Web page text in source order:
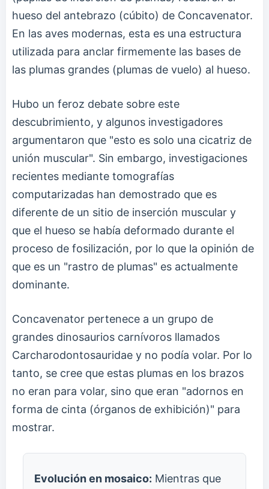
hueso del antebrazo (cúbito) de Concavenator.
En las aves modernas, esta es una estructura
utilizada para anclar firmemente las bases de
las plumas grandes (plumas de vuelo) al hueso.
Hubo un feroz debate sobre este
descubrimiento, y algunos investigadores
argumentaron que "esto es solo una cicatriz de
unión muscular". Sin embargo, investigaciones
recientes mediante tomografías
computarizadas han demostrado que es
diferente de un sitio de inserción muscular y
que el hueso se había deformado durante el
proceso de fosilización, por lo que la opinión de
que es un "rastro de plumas" es actualmente
dominante.
Concavenator pertenece a un grupo de
grandes dinosaurios carnívoros llamados
Carcharodontosauridae y no podía volar. Por lo
tanto, se cree que estas plumas en los brazos
no eran para volar, sino que eran "adornos en
forma de cinta (órganos de exhibición)" para
mostrar.
Evolución en mosaico: Mientras que